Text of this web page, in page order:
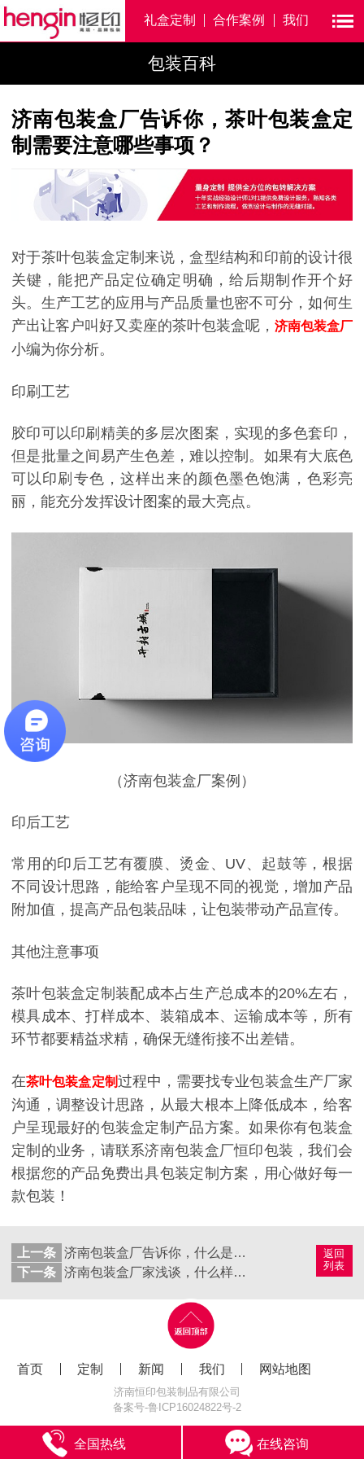
礼盒定制 合作案例 我们
包装百科
济南包装盒厂告诉你，茶叶包装盒定
制需要注意哪些事项？
对于茶叶包装盒定制来说，盒型结构和印前的设计很
关键，能把产品定位确定明确，给后期制作开个好
头。生产工艺的应用与产品质量也密不可分，如何生
产出让客户叫好又卖座的茶叶包装盒呢， 济南包装盒厂
小编为你分析。
印刷工艺
胶印可以印刷精美的多层次图案，实现的多色套印，
但是批量之间易产生色差，难以控制。如果有大底色
可以印刷专色，这样出来的颜色墨色饱满，色彩亮
丽，能充分发挥设计图案的最大亮点。
（济南包装盒厂案例）
印后工艺
常用的印后工艺有覆膜、烫金、UV、起鼓等，根据
不同设计思路，能给客户呈现不同的视觉，增加产品
附加值，提高产品包装品味，让包装带动产品宣传。
其他注意事项
茶叶包装盒定制装配成本占生产总成本的20%左右，
模具成本、打样成本、装箱成本、运输成本等，所有
环节都要精益求精，确保无缝衔接不出差错。
在茶叶包装盒定制过程中，需要找专业包装盒生产厂家
沟通，调整设计思路，从最大根本上降低成本，给客
户呈现最好的包装盒定制产品方案。如果你有包装盒
定制的业务，请联系济南包装盒厂恒印包装，我们会
根据您的产品免费出具包装定制方案，用心做好每一
款包装！
返回
列表
上一条
济南包装盒厂告诉你，什么是茶叶包装盒定制出货前的“3样”检查?
下一条
济南包装盒厂家浅谈，什么样的茶叶包装盒更吸引年轻消费者？
首页 定制 新闻 我们 网站地图
济南恒印包装制品有限公司
备案号-鲁ICP16024822号-2
全国热线 在线咨询